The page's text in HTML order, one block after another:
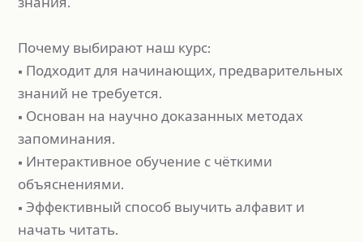
Почему выбирают наш курс:
• Подходит для начинающих, предварительных
знаний не требуется.
• Основан на научно доказанных методах
запоминания.
• Интерактивное обучение с чёткими
объяснениями.
• Эффективный способ выучить алфавит и
начать читать.